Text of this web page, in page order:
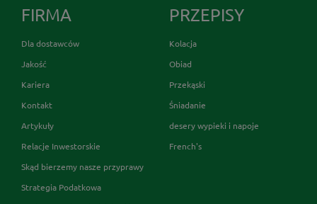
FIRMA
Dla dostawców
Jakość
Kariera
Kontakt
Artykuły
Relacje Inwestorskie
Skąd bierzemy nasze przyprawy
Strategia Podatkowa
PRZEPISY
Kolacja
Obiad
Przekąski
Śniadanie
desery wypieki i napoje
French's